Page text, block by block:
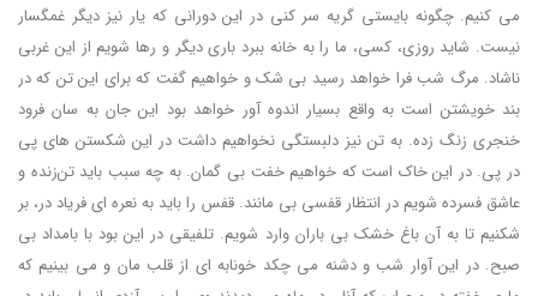
می کنیم. چگونه بایستی گریه سر کنی در این دورانی که یار نیز دیگر غمگسار
نیست. شاید روزی، کسی، ما را به خانه ببرد باری دیگر و رها شویم از این غربی
ناشاد. مرگ شب فرا خواهد رسید بی شک و خواهیم گفت که برای این تن که در
بند خویشتن است به واقع بسیار اندوه آور خواهد بود این جان به سان فرود
خنجری زنگ زده. به تن نیز دلبستگی نخواهیم داشت در این شکستن های پی
در پی. در این خاک است که خواهیم خفت بی گمان. به چه سبب باید تن‌زنده و
عاشق فسرده شویم در انتظار قفسی بی مانند. قفس را باید به نعره ای فریاد در، بر
شکنیم تا به آن باغ خشک بی باران وارد شویم. تلفیقی در این بود با بامداد بی
صبح. در این آوار شب و دشنه می چکد خونابه ای از قلب مان و می بینیم که